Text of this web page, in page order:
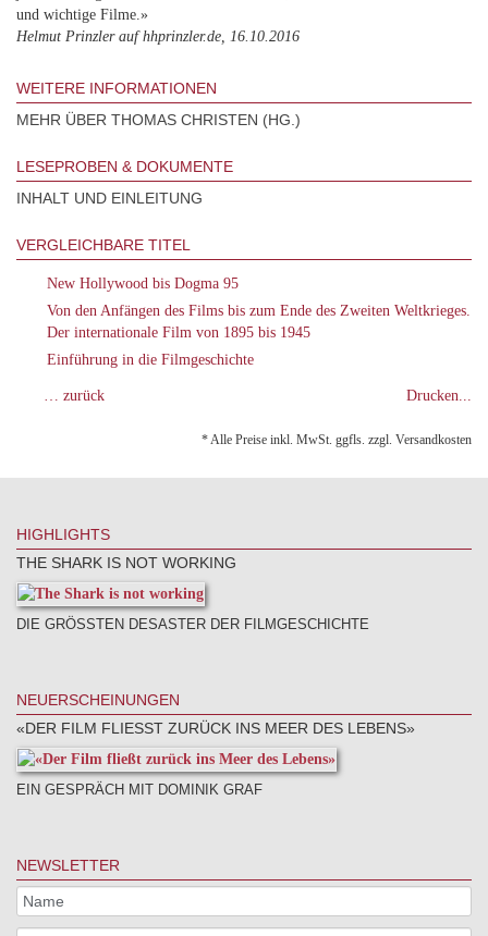
und wichtige Filme.»
Helmut Prinzler auf hhprinzler.de, 16.10.2016
WEITERE INFORMATIONEN
MEHR ÜBER THOMAS CHRISTEN (HG.)
LESEPROBEN & DOKUMENTE
INHALT UND EINLEITUNG
VERGLEICHBARE TITEL
New Hollywood bis Dogma 95
Von den Anfängen des Films bis zum Ende des Zweiten Weltkrieges.
Der internationale Film von 1895 bis 1945
Einführung in die Filmgeschichte
… zurück Drucken...
* Alle Preise inkl. MwSt. ggfls. zzgl. Versandkosten
HIGHLIGHTS
THE SHARK IS NOT WORKING
DIE GRÖSSTEN DESASTER DER FILMGESCHICHTE
NEUERSCHEINUNGEN
«DER FILM FLIESST ZURÜCK INS MEER DES LEBENS»
EIN GESPRÄCH MIT DOMINIK GRAF
NEWSLETTER